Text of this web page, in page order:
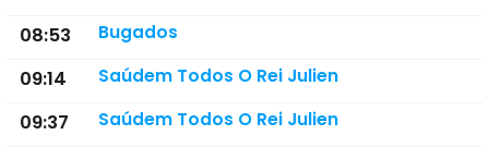
08:53 Bugados
09:14 Saúdem Todos O Rei Julien
09:37 Saúdem Todos O Rei Julien